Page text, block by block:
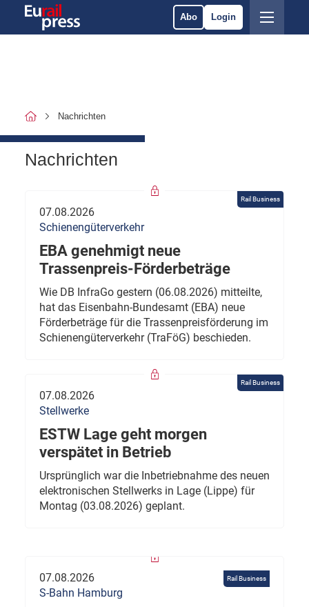
Abo Login
Nachrichten
Nachrichten
Rail Business
07.08.2026
Schienengüterverkehr
EBA genehmigt neue
Trassenpreis-Förderbeträge
Wie DB InfraGo gestern (06.08.2026) mitteilte,
hat das Eisenbahn-Bundesamt (EBA) neue
Förderbeträge für die Trassenpreisförderung im
Schienengüterverkehr (TraFöG) beschieden.
Rail Business
07.08.2026
Stellwerke
ESTW Lage geht morgen
verspätet in Betrieb
Ursprünglich war die Inbetriebnahme des neuen
elektronischen Stellwerks in Lage (Lippe) für
Montag (03.08.2026) geplant.
Rail Business
07.08.2026
S-Bahn Hamburg